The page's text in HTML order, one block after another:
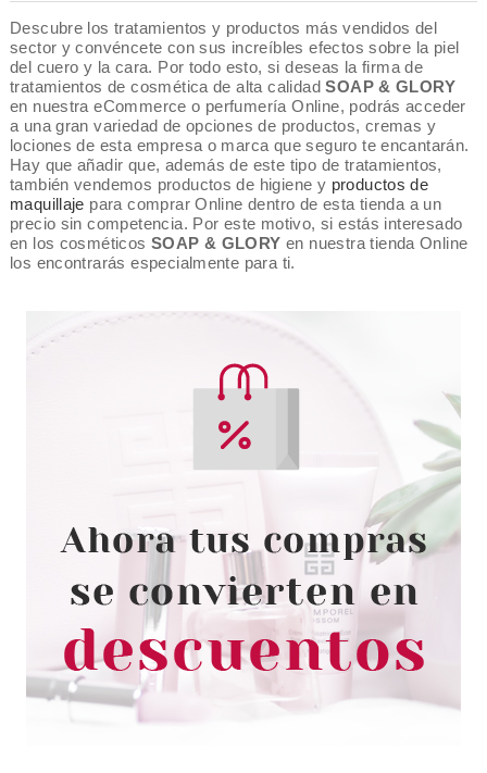
Descubre los tratamientos y productos más vendidos del
sector y convéncete con sus increíbles efectos sobre la piel
del cuero y la cara. Por todo esto, si deseas la firma de
tratamientos de cosmética de alta calidadSOAP & GLORY
en nuestra eCommerce o perfumería Online, podrás acceder
a una gran variedad de opciones de productos, cremas y
lociones de esta empresa o marca que seguro te encantarán.
Hay que añadir que, además de este tipo de tratamientos,
también vendemos productos de higiene y productos de
maquillaje para comprar Online dentro de esta tienda a un
precio sin competencia. Por este motivo, si estás interesado
en los cosméticos SOAP & GLORY en nuestra tienda Online
los encontrarás especialmente para ti.